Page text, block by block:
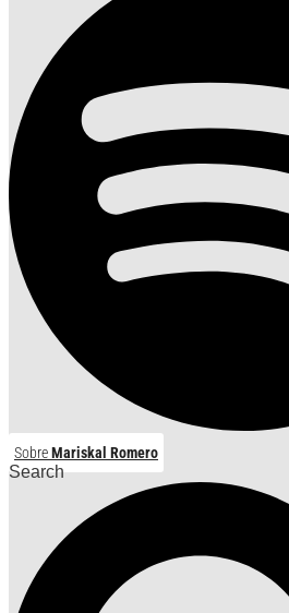
SobreMariskal Romero
Search